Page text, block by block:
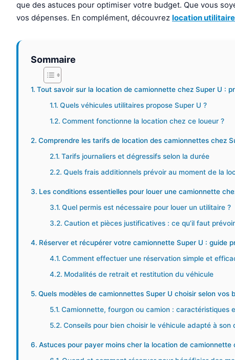
que des astuces pour optimiser votre budget. Que vous
vos dépenses. En complément, découvrez location
Sommaire
Tout savoir sur la location de camionnette chez Super U :
Quels véhicules utilitaires propose Super U ?
Comment fonctionne la location chez ce loueur ?
Comprendre les tarifs de location des camionnettes chez
Tarifs journaliers et dégressifs selon la durée
Quels frais additionnels prévoir au moment de la
Les conditions essentielles pour louer une camionnette
Quel permis est nécessaire pour louer un utilitaire ?
Caution et pièces justificatives : ce qu’il faut prévoir
Réserver et récupérer votre camionnette Super U : guide
Comment effectuer une réservation simple et
Modalités de retrait et restitution du véhicule
Quels modèles de camionnettes Super U choisir selon vos
Camionnette, fourgon ou camion : caractéristiques
Conseils pour bien choisir le véhicule adapté à
Astuces pour payer moins cher la location de camionnette